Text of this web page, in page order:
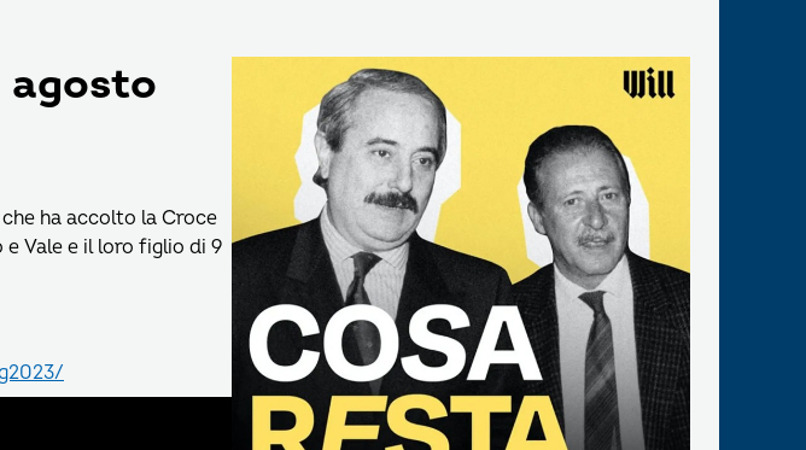
agosto
ha accolto la Croce
Vale e il loro figlio di 9